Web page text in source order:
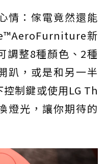
情：傢電竟然還能
新
調整8種顏色、2種
趴，或是和另一半
制鍵或使用LG Th
燈光，讓你期待的